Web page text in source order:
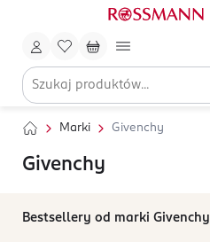
Marki Givenchy
Givenchy
Bestsellery od marki Givenchy